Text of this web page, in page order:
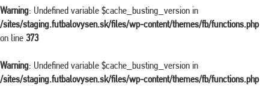
Warning: Undefined variable $cache_busting_version in
/sites/staging.futbalovysen.sk/files/wp-content/themes/fb/functions.php
on line 373
Warning: Undefined variable $cache_busting_version in
/sites/staging.futbalovysen.sk/files/wp-content/themes/fb/functions.php